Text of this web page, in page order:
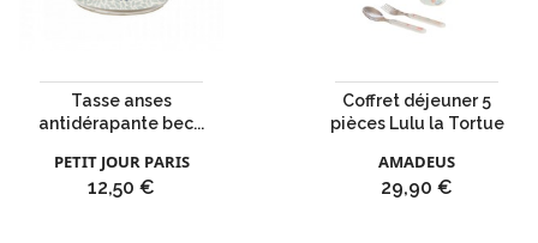
Tasse anses
antidérapante bec...
PETIT JOUR PARIS
Prix
12,50 €
Coffret déjeuner 5
pièces Lulu la Tortue
AMADEUS
Prix
29,90 €